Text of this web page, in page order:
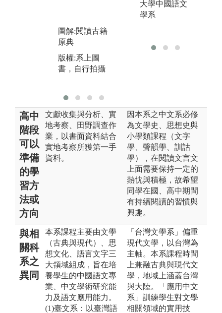
圖解:閱讀古籍
原典
版權:系上圖
書，自行拍攝
版權:學生作品
大學中國語文
學系
高中
階段
可以
準備
的學
習方
法或
方向
文獻收集與分析、實
地考察、田野調查作
業，以書面資料結合
實地考察所獲第一手
資料。
因本系之中文系必修
為文學史、思想史與
小學類課程（文字
學、聲韻學、訓詁
學），在閱讀文言文
上面需要保持一定的
熱忱與積極，故希望
同學在國、高中期間
有持續閱讀的習慣與
興趣。
與相
關科
系之
異同
本系課程主要由文學
（古典與現代）、思
想文化、語言文字三
大領域組成，旨在培
養學生的中國語文專
業、中文學術研究能
力及語文應用能力。
(1)臺文系：以臺灣語
「台灣文學系」偏重
現代文學，以台灣為
主軸。本系課程時間
上兼融古典與現代文
學，地域上涵蓋台灣
與大陸。「應用中文
系」訓練學生對文學
相關領域的實用技